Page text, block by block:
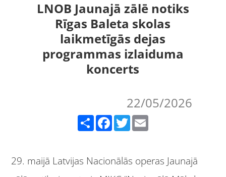
LNOB Jaunajā zālē notiks
Rīgas Baleta skolas
laikmetīgās dejas
programmas izlaiduma
koncerts
22/05/2026
Share Facebook Twitter
29. maijā Latvijas Nacionālās operas Jaunajā